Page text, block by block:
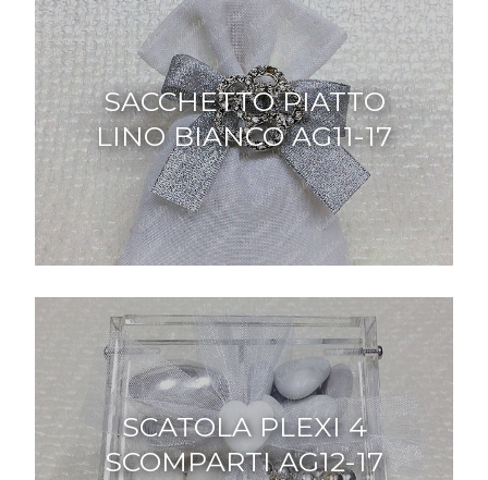
SACCHETTO PIATTO
LINO BIANCO AG11-17
SCATOLA PLEXI 4
SCOMPARTI AG12-17